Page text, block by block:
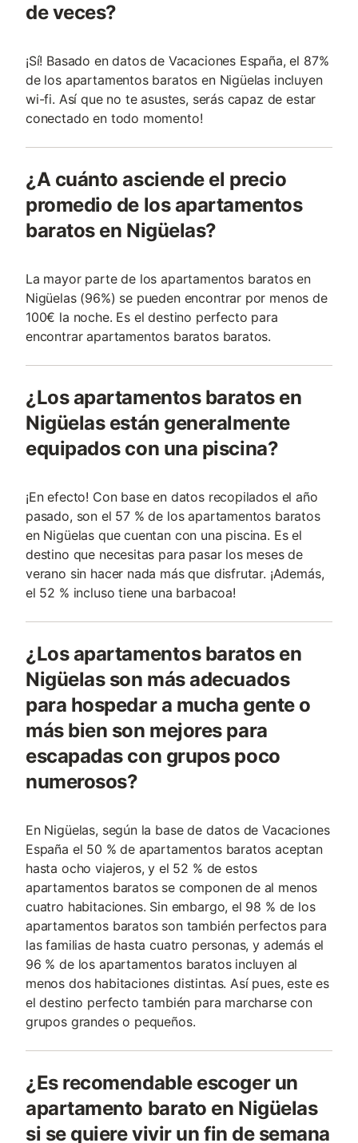
de veces?
¡Sí! Basado en datos de Vacaciones España, el 87%
de los apartamentos baratos en Nigüelas incluyen
wi-fi. Así que no te asustes, serás capaz de estar
conectado en todo momento!
¿A cuánto asciende el precio
promedio de los apartamentos
baratos en Nigüelas?
La mayor parte de los apartamentos baratos en
Nigüelas (96%) se pueden encontrar por menos de
100€ la noche. Es el destino perfecto para
encontrar apartamentos baratos baratos.
¿Los apartamentos baratos en
Nigüelas están generalmente
equipados con una piscina?
¡En efecto! Con base en datos recopilados el año
pasado, son el 57 % de los apartamentos baratos
en Nigüelas que cuentan con una piscina. Es el
destino que necesitas para pasar los meses de
verano sin hacer nada más que disfrutar. ¡Además,
el 52 % incluso tiene una barbacoa!
¿Los apartamentos baratos en
Nigüelas son más adecuados
para hospedar a mucha gente o
más bien son mejores para
escapadas con grupos poco
numerosos?
En Nigüelas, según la base de datos de Vacaciones
España el 50 % de apartamentos baratos aceptan
hasta ocho viajeros, y el 52 % de estos
apartamentos baratos se componen de al menos
cuatro habitaciones. Sin embargo, el 98 % de los
apartamentos baratos son también perfectos para
las familias de hasta cuatro personas, y además el
96 % de los apartamentos baratos incluyen al
menos dos habitaciones distintas. Así pues, este es
el destino perfecto también para marcharse con
grupos grandes o pequeños.
¿Es recomendable escoger un
apartamento barato en Nigüelas
si se quiere vivir un fin de semana